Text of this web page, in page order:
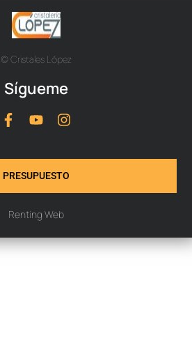
© Cristales López
Sígueme
PRESUPUESTO
Renting Web